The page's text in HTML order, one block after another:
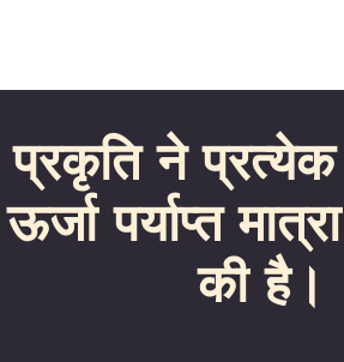
प्रकृति ने प्रत्येक
ऊर्जा पर्याप्त
की है।